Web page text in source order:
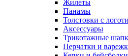
Жилеты
Панамы
Толстовки с
Аксессуары
Трикотажные
Перчатки и